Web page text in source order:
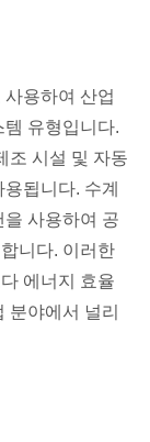
용하여 산업
유형입니다.
조 시설 및 자동
됩니다. 수계
사용하여 공
니다. 이러한
에너지 효율
분야에서 널리